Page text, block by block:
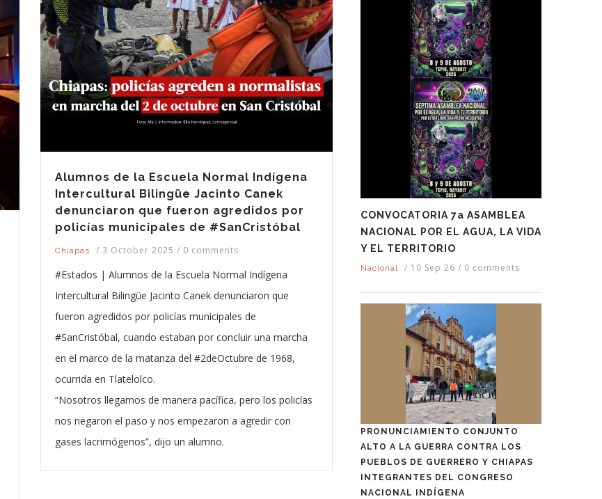
Alumnos de la Escuela Normal Indígena
Intercultural Bilingüe Jacinto Canek
denunciaron que fueron agredidos por
policías municipales de #SanCristóbal
Chiapas / 3 October 2025 / 0 comments
#Estados | Alumnos de la Escuela Normal Indígena
Intercultural Bilingüe Jacinto Canek denunciaron que
fueron agredidos por policías municipales de
#SanCristóbal, cuando estaban por concluir una marcha
en el marco de la matanza del #2deOctubre de 1968,
ocurrida en Tlatelolco.
“Nosotros llegamos de manera pacífica, pero los policías
nos negaron el paso y nos empezaron a agredir con
gases lacrimógenos”, dijo un alumno.
CONVOCATORIA 7a ASAMBLEA
NACIONAL POR EL AGUA, LA VIDA
Y EL TERRITORIO
Nacional / 10 Sep 26 / 0 comments
PRONUNCIAMIENTO CONJUNTO
ALTO A LA GUERRA CONTRA LOS
PUEBLOS DE GUERRERO Y CHIAPAS
INTEGRANTES DEL CONGRESO
NACIONAL INDÍGENA